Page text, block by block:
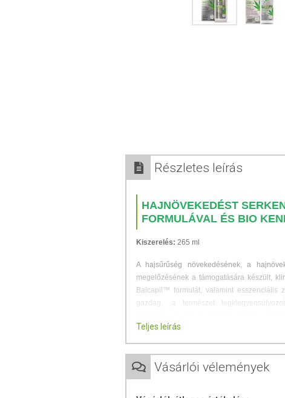
Részletes leírás
HAJNÖVEKEDÉST
FORMULÁVAL ÉS BIO
Kiszerelés: 265 ml
A hajsűrűség növekedésének, a
megelőzésének a támogatására készült,
Baicapil™ formulát, valamint esszenciális
gazdag, „a természet
gyógynövénykivonatok támogatják.
Rendszeres használatával helyreállítja a
általános megjelenését, táplálja és
és hajtövekbe, ritka fogú fésűvel fésülje át,
Teljes leírás
Vásárlói vélemények